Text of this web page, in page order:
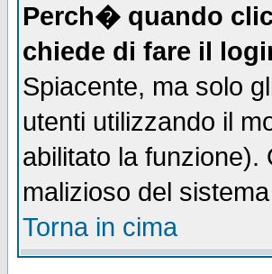
Perch� quando
chiede di fare il
Spiacente, ma solo
utenti utilizzando il
abilitato la
malizioso del
Torna in cima